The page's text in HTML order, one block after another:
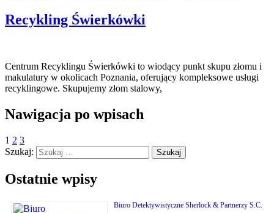
Recykling Świerkówki
Centrum Recyklingu Świerkówki to wiodący punkt skupu złomu i
makulatury w okolicach Poznania, oferujący kompleksowe usługi
recyklingowe. Skupujemy złom stalowy,
Nawigacja po wpisach
1 2 3
Szukaj:
Ostatnie wpisy
Biuro Detektywistyczne Sherlock & Partnerzy S.C.